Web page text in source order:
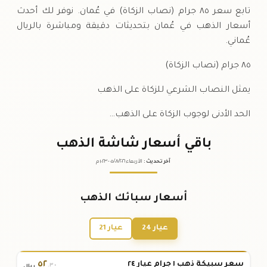
تابع سعر ٨٥ جرام (نصاب الزكاة) في عُمان. نوفر لك أحدث
أسعار الذهب في عُمان بتحديثات دقيقة ومباشرة بالريال
عُماني.
٨٥ جرام (نصاب الزكاة)
يمثل النصاب الشرعي للزكاة على الذهب
الحد الأدنى لوجوب الزكاة على الذهب…
باقي أسعار شاشة الذهب
آخر تحديث : الأربعاء ٠٥ /٠٨/٢٠٢٦ - ١٠:٢٣ م
أسعار سبائك الذهب
عيار 24 عيار 21
سعر سبيكة ذهب ١ جرام عيار ٢٤ ٥٢.٣٠